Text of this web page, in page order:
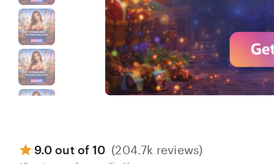
9.0 out of 10 (204.7k reviews)